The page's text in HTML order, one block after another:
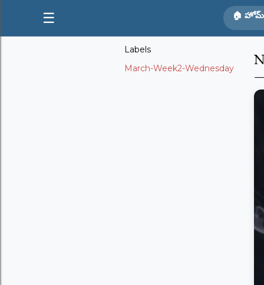
☰ 🏠 హోమ్
Labels
March-Week2-Wednesday